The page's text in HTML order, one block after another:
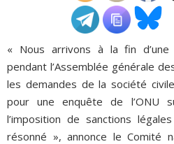
QUI SOMMES-NOUS ?
ADHÉSIONS, DONS, CONTACT
« Nous arrivons à la fin d’une
pendant l’Assemblée générale
les demandes de la société
pour une enquête de l’ONU
l’imposition de sanctions
résonné », annonce le Comité